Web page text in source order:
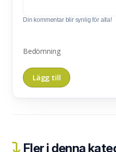
Din kommentar blir synlig för alla!
Bedömning
Fler i denna